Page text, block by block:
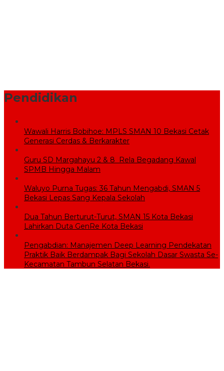
Pendidikan
Wawali Harris Bobihoe: MPLS SMAN 10 Bekasi Cetak
Generasi Cerdas & Berkarakter
Guru SD Margahayu 2 & 8 Rela Begadang Kawal
SPMB Hingga Malam
Waluyo Purna Tugas: 36 Tahun Mengabdi, SMAN 5
Bekasi Lepas Sang Kepala Sekolah
Dua Tahun Berturut-Turut, SMAN 15 Kota Bekasi
Lahirkan Duta GenRe Kota Bekasi
Pengabdian: Manajemen Deep Learning Pendekatan
Praktik Baik Berdampak Bagi Sekolah Dasar Swasta Se-
Kecamatan Tambun Selatan Bekasi.